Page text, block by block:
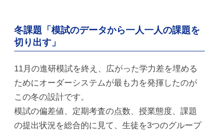
冬課題「模試のデータから一人一人の課題を
切り出す」
11月の進研模試を終え、広がった学力差を埋める
ためにオーダーシステムが最も力を発揮したのが
この冬の設計です。
模試の偏差値、定期考査の点数、授業態度、課題
の提出状況を総合的に見て、生徒を3つのグループ